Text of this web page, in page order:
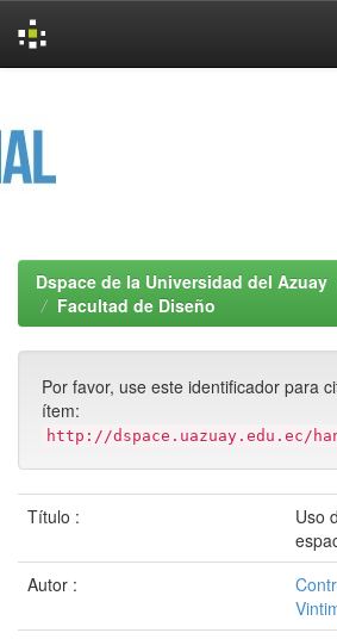
Dspace de la Universidad del Azuay
Facultad de Diseño
Por favor, use este identificador para
ítem:
http://dspace.uazuay.edu.ec/
Título :
Uso
Autor :